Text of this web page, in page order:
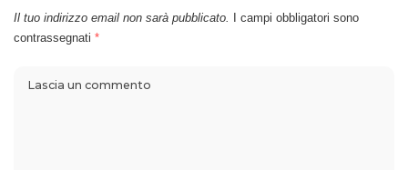
Il tuo indirizzo email non sarà pubblicato.
I campi obbligatori sono
contrassegnati *